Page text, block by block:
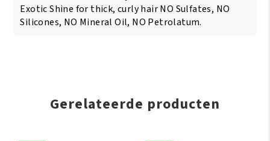
Exotic Shine for thick, curly hair NO Sulfates, NO
Silicones, NO Mineral Oil, NO Petrolatum.
Gerelateerde producten